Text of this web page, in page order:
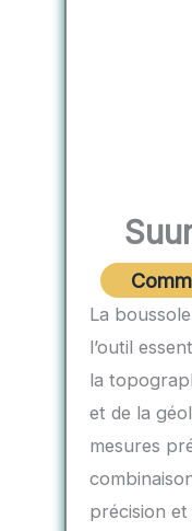
La
l’outil
la
et de la
mesures
précision